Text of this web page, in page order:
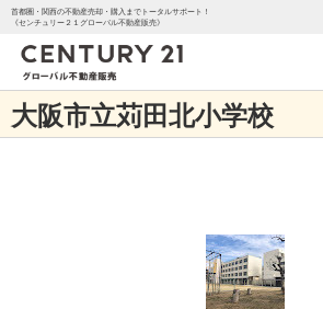
首都圏・関西の不動産売却・購入までトータルサポート！
《センチュリー２１グローバル不動産販売》
大阪市立苅田北小学校